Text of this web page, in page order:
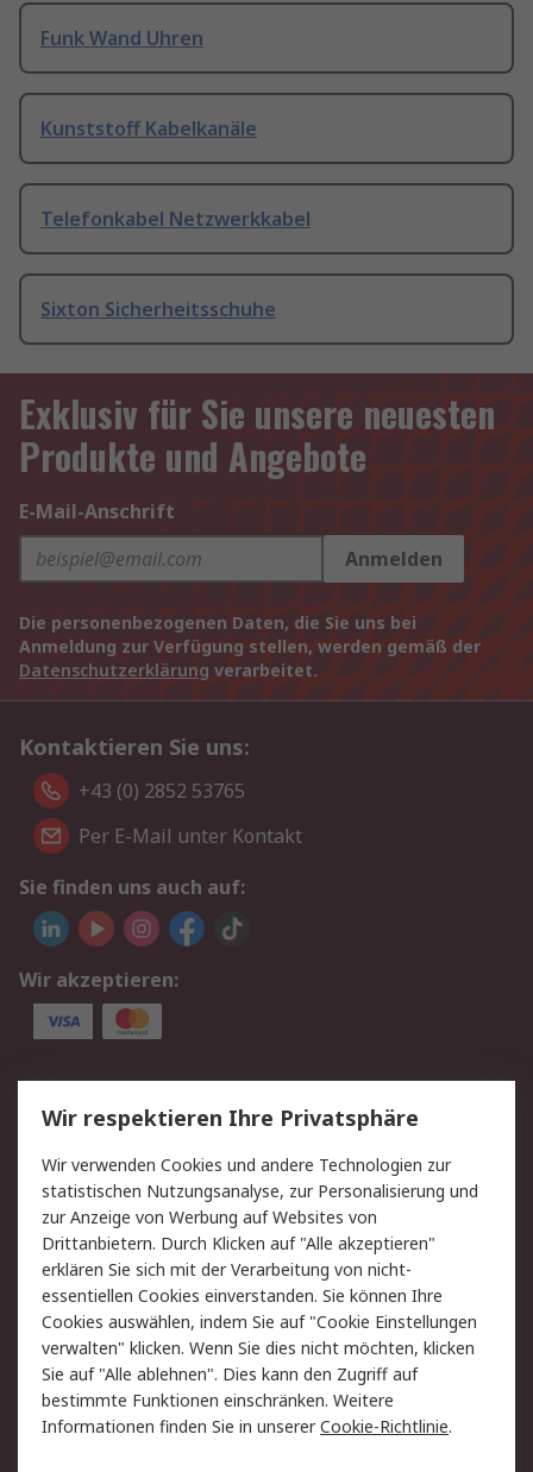
Funk Wand Uhren
Kunststoff Kabelkanäle
Telefonkabel Netzwerkkabel
Sixton Sicherheitsschuhe
Exklusiv für Sie unsere neuesten
Produkte und Angebote
E-Mail-Anschrift
Anmelden
Die personenbezogenen Daten, die Sie uns bei
Anmeldung zur Verfügung stellen, werden gemäß der
Datenschutzerklärung verarbeitet.
Kontaktieren Sie uns:
+43 (0) 2852 53765
Per E-Mail unter Kontakt
Sie finden uns auch auf:
Wir akzeptieren:
Service
Value Added Services
Lieferlösungen
Rücksendung/Entsorgung Kontakt
Hilfe
Rechtliches
RS Verkaufs- und
Lieferbedingungen
Datenschutz
Cookie-Richtlinie
Zahlungsbedingungen
Impressum
Webseite Konditionen
Wir respektieren Ihre Privatsphäre
Wir verwenden Cookies und andere Technologien zur
statistischen Nutzungsanalyse, zur Personalisierung und
zur Anzeige von Werbung auf Websites von
Drittanbietern. Durch Klicken auf "Alle akzeptieren"
erklären Sie sich mit der Verarbeitung von nicht-
essentiellen Cookies einverstanden. Sie können Ihre
Cookies auswählen, indem Sie auf "Cookie Einstellungen
verwalten" klicken. Wenn Sie dies nicht möchten, klicken
Sie auf "Alle ablehnen". Dies kann den Zugriff auf
bestimmte Funktionen einschränken. Weitere
Informationen finden Sie in unsererCookie-Richtlinie.